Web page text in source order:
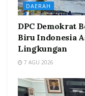
DAERAH
DPC Demokrat
Biru Indonesia
Lingkungan
7 AGU 2026